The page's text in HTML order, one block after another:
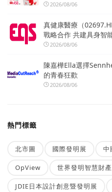
2026/08/06
真健康醫療（
戰略合作 共建具身智
2026/08/06
陳嘉樺Ella選擇
的青春狂歡
2026/08/06
熱門標籤
北市圖 國際發明展 中
OpView 世界發明智慧財
JDIE日本設計創意暨發明展